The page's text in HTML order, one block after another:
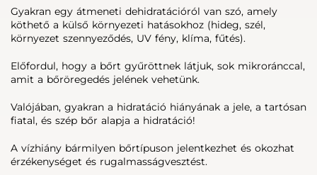
Gyakran egy átmeneti dehidratációról van szó, amely
köthető a külső környezeti hatásokhoz (hideg, szél,
környezet szennyeződés, UV fény, klíma, fűtés).
Előfordul, hogy a bőrt gyűröttnek látjuk, sok mikroránccal,
amit a bőröregedés jelének vehetünk.
Valójában, gyakran a hidratáció hiányának a jele, a tartósan
fiatal, és szép bőr alapja a hidratáció!
A vízhiány bármilyen bőrtípuson jelentkezhet és okozhat
érzékenységet és rugalmasságvesztést.